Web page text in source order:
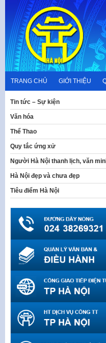
content
TRANG CHỦ GIỚI THIỆU
Tin tức – Sự kiện
Văn hóa
Thể Thao
Quy tắc ứng xử
Người Hà Nội thanh lịch, văn
Hà Nội đẹp và chưa đẹp
Tiêu điểm Hà Nội